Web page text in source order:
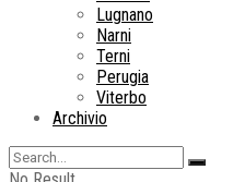
Lugnano
Narni
Terni
Perugia
Viterbo
Archivio